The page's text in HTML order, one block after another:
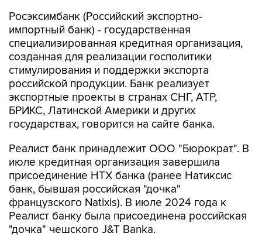
Росэксимбанк (Российский экспортно-
импортный банк) - государственная
специализированная кредитная организация,
созданная для реализации госполитики
стимулирования и поддержки экспорта
российской продукции. Банк реализует
экспортные проекты в странах СНГ, АТР,
БРИКС, Латинской Америки и других
государствах, говорится на сайте банка.
Реалист банк принадлежит ООО "Бюрократ". В
июле кредитная организация завершила
присоединение НТХ банка (ранее Натиксис
банк, бывшая российская "дочка"
французского Natixis). В июле 2024 года к
Реалист банку была присоединена российская
"дочка" чешского J&T Banka.